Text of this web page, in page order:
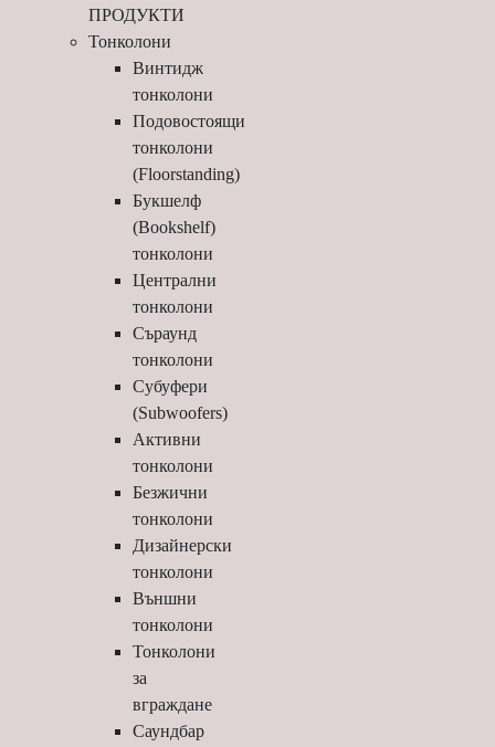
ПРОДУКТИ
Тонколони
Винтидж
тонколони
Подовостоящи
тонколони
(Floorstanding)
Букшелф
(Bookshelf)
тонколони
Централни
тонколони
Съраунд
тонколони
Субуфери
(Subwoofers)
Активни
тонколони
Безжични
тонколони
Дизайнерски
тонколони
Външни
тонколони
Тонколони
за
вграждане
Саундбар